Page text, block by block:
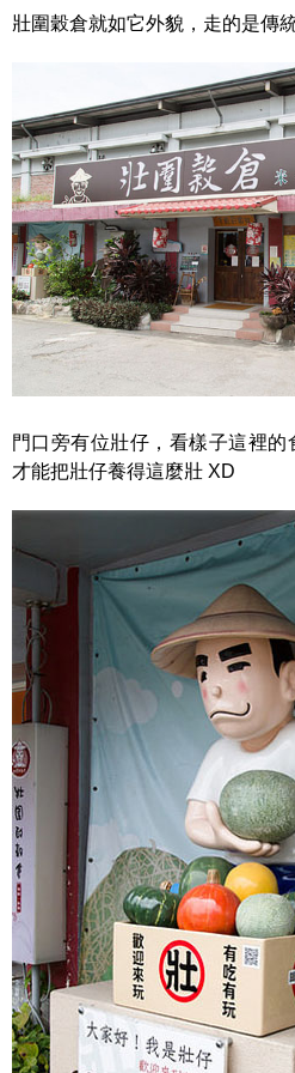
壯圍穀倉就如它外貌，走的是傳
門口旁有位壯仔，看樣子這裡
才能把壯仔養得這麼壯 XD